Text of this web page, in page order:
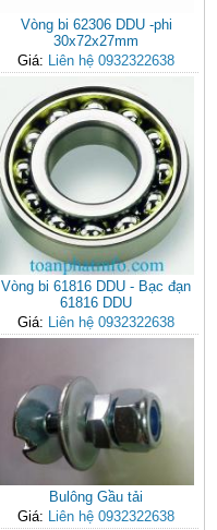
Vòng bi 62306 DDU -phi
30x72x27mm
Giá: Liên hệ 0932322638
Vòng bi 61816 DDU - Bạc đạn
61816 DDU
Giá: Liên hệ 0932322638
Bulông Gầu tải
Giá: Liên hệ 0932322638